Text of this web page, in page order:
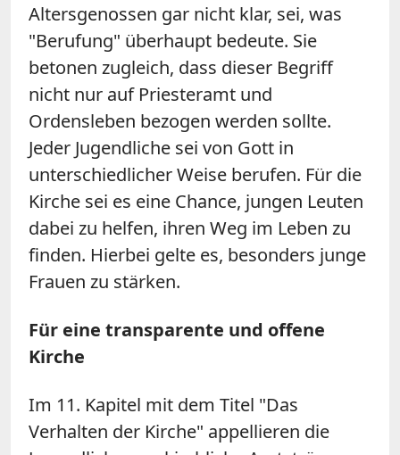
Altersgenossen gar nicht klar, sei, was
"Berufung" überhaupt bedeute. Sie
betonen zugleich, dass dieser Begriff
nicht nur auf Priesteramt und
Ordensleben bezogen werden sollte.
Jeder Jugendliche sei von Gott in
unterschiedlicher Weise berufen. Für die
Kirche sei es eine Chance, jungen Leuten
dabei zu helfen, ihren Weg im Leben zu
finden. Hierbei gelte es, besonders junge
Frauen zu stärken.
Für eine transparente und offene
Kirche
Im 11. Kapitel mit dem Titel "Das
Verhalten der Kirche" appellieren die